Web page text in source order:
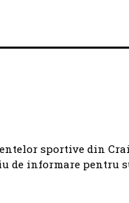
sportive din
de informare pentru